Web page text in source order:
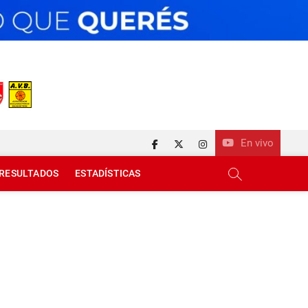
En vivo
facebook
twitterinstagram
RESULTADOS ESTADÍSTICAS